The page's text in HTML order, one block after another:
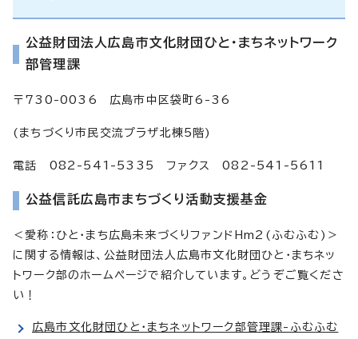
公益財団法人広島市文化財団ひと・まちネットワーク
部管理課
〒730-0036 広島市中区袋町6-36
(まちづくり市民交流プラザ北棟5階)
電話 082-541-5335 ファクス 082-541-5611
公益信託広島市まちづくり活動支援基金
＜愛称：ひと・まち広島未来づくりファンドHm2(ふむふむ)＞
に関する情報は、公益財団法人広島市文化財団ひと・まちネッ
トワーク部のホームページで紹介しています。どうぞご覧くださ
い！
広島市文化財団ひと・まちネットワーク部管理課-ふむふむ